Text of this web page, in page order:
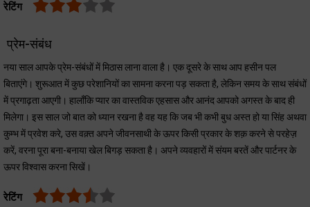
रेटिंग
प्रेम-संबंध
नया साल आपके प्रेम-संबंधों में मिठास लाना वाला है। एक दूसरे के साथ आप हसीन पल
बिताएंगे। शुरूआत में कुछ परेशानियों का सामना करना पड़ सकता है, लेकिन समय के साथ संबंधों
में प्रगाढ़ता आएगी। हालाँकि प्यार का वास्तविक एहसास और आनंद आपको अगस्त के बाद ही
मिलेगा। इस साल जो बात को ध्यान रखना है वह यह कि जब भी कभी बुध अस्त हो या सिंह अथवा
कुम्भ में प्रवेश करे, उस वक़्त अपने जीवनसाथी के ऊपर किसी प्रकार के शक़ करने से परहेज़
करें, वरना पूरा बना-बनाया खेल बिगड़ सकता है। अपने व्यवहारों में संयम बरतें और पार्टनर के
ऊपर विश्वास करना सिखें।
रेटिंग